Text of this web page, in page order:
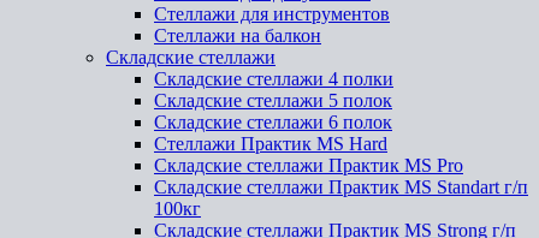
Стеллажи для инструментов
Стеллажи на балкон
Складские стеллажи
Складские стеллажи 4 полки
Складские стеллажи 5 полок
Складские стеллажи 6 полок
Стеллажи Практик MS Hard
Складские стеллажи Практик MS Pro
Складские стеллажи Практик MS Standart г/п
100кг
Складские стеллажи Практик MS Strong г/п